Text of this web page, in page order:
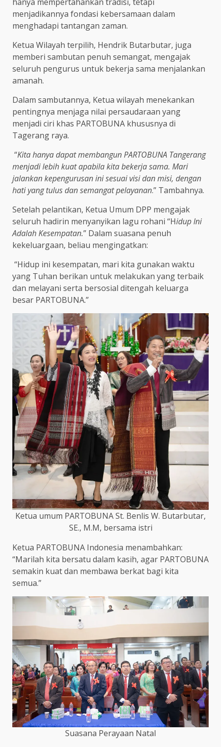
menjadikannya fondasi kebersamaan dalam
menghadapi tantangan zaman.
Ketua Wilayah terpilih, Hendrik Butarbutar, juga
memberi sambutan penuh semangat, mengajak
seluruh pengurus untuk bekerja sama menjalankan
amanah.
Dalam sambutannya, Ketua wilayah menekankan
pentingnya menjaga nilai persaudaraan yang
menjadi ciri khas PARTOBUNA khususnya di
Tagerang raya.
“Kita hanya dapat membangun PARTOBUNA Tangerang
menjadi lebih kuat apabila kita bekerja sama. Mari
jalankan kepengurusan ini sesuai visi dan misi, dengan
hati yang tulus dan semangat pelayanan.” Tambahnya.
Setelah pelantikan, Ketua Umum DPP mengajak
seluruh hadirin menyanyikan lagu rohani “Hidup Ini
Adalah Kesempatan.” Dalam suasana penuh
kekeluargaan, beliau mengingatkan:
“Hidup ini kesempatan, mari kita gunakan waktu
yang Tuhan berikan untuk melakukan yang terbaik
dan melayani serta bersosial ditengah keluarga
besar PARTOBUNA.”
Ketua umum PARTOBUNA St. Benlis W. Butarbutar,
SE., M.M, bersama istri
Ketua PARTOBUNA Indonesia menambahkan:
“Marilah kita bersatu dalam kasih, agar PARTOBUNA
semakin kuat dan membawa berkat bagi kita
semua.”
Suasana Perayaan Natal